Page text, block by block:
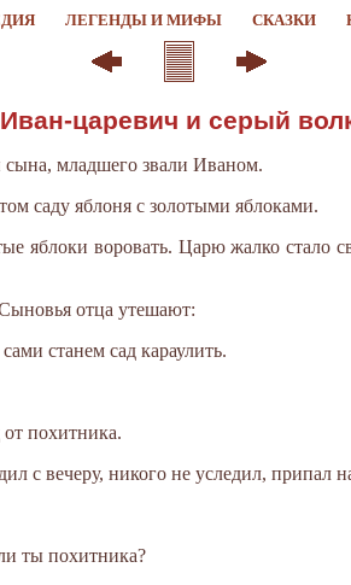
ЛЕГЕНДЫ И МИФЫ СКАЗКИ
Иван-царевич и серый
младшего звали Иваном.
саду яблоня с золотыми яблоками.
яблоки воровать. Царю жалко стало
Сыновья отца утешают:
станем сад караулить.
от похитника.
с вечеру, никого не уследил, припал
ты похитника?